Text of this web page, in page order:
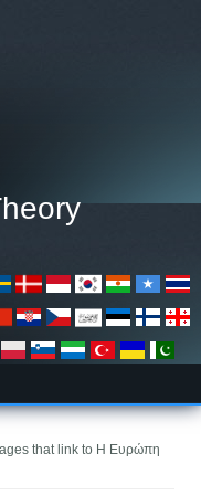
that link to Η Ευρώπη